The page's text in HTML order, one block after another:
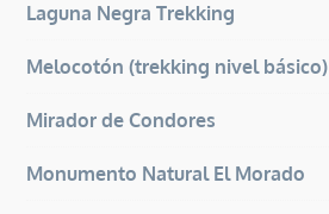
Laguna Negra Trekking
Melocotón (trekking nivel básico)
Mirador de Condores
Monumento Natural El Morado